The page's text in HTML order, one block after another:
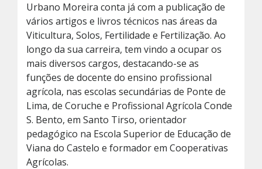
Urbano Moreira conta já com a publicação de
vários artigos e livros técnicos nas áreas da
Viticultura, Solos, Fertilidade e Fertilização. Ao
longo da sua carreira, tem vindo a ocupar os
mais diversos cargos, destacando-se as
funções de docente do ensino profissional
agrícola, nas escolas secundárias de Ponte de
Lima, de Coruche e Profissional Agrícola Conde
S. Bento, em Santo Tirso, orientador
pedagógico na Escola Superior de Educação de
Viana do Castelo e formador em Cooperativas
Agrícolas.